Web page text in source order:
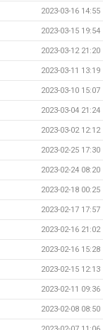
2023-03-16 14:55
2023-03-15 19:54
2023-03-12 21:20
2023-03-11 13:19
2023-03-10 15:07
2023-03-04 21:24
2023-03-02 12:12
2023-02-25 17:30
2023-02-24 08:20
2023-02-18 00:25
2023-02-17 17:57
2023-02-16 21:02
2023-02-16 15:28
2023-02-15 12:13
2023-02-11 09:36
2023-02-08 08:50